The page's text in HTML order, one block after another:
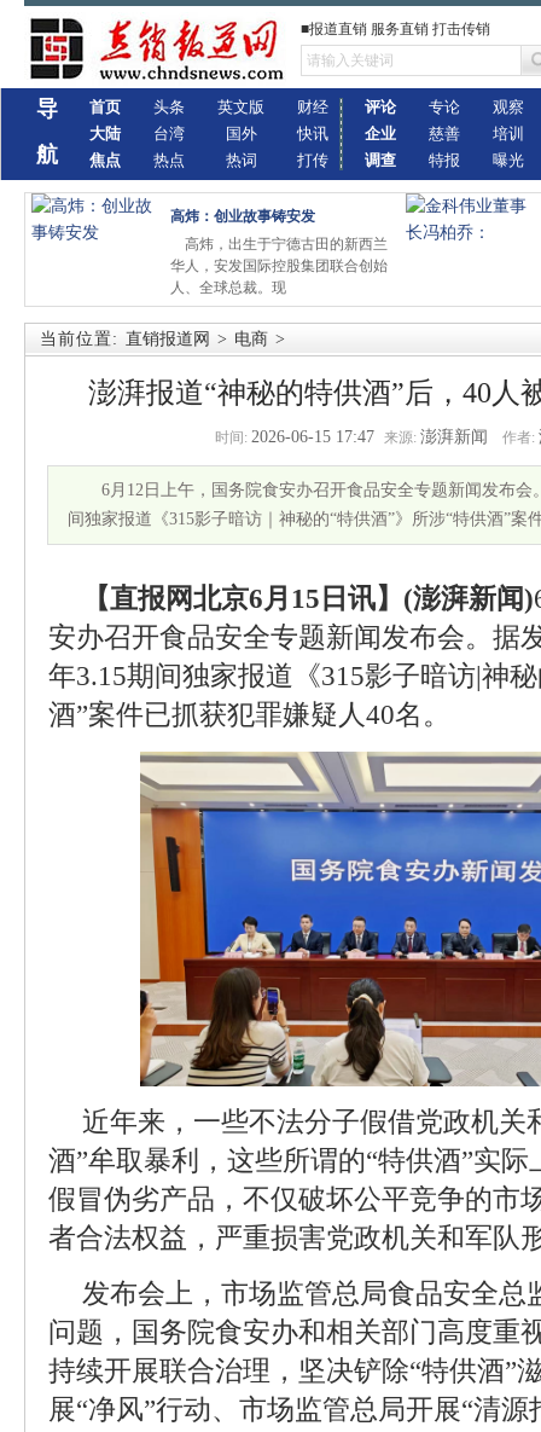
■报道直销 服务直销 打击传销
导
航
首页
大陆
焦点
头条
台湾
热点
英文版
国外
热词
财经
快讯
打传
评论
企业
调查
专论
慈善
特报
观察
培训
曝光
高炜：创业故事铸安发
高炜，出生于宁德古田的新西兰
华人，安发国际控股集团联合创始
人、全球总裁。现
当前位置: 直销报道网 > 电商 >
澎湃报道“神秘的特供酒”后，40人
时间: 2026-06-15 17:47 来源: 澎湃新闻 作者:
6月12日上午，国务院食安办召开食品安全专题新闻发布
间独家报道《315影子暗访｜神秘的“特供酒”》所涉“特供酒”案
【直报网北京6月15日讯】(澎湃新闻)
安办召开食品安全专题新闻发布会。据
年3.15期间独家报道《315影子暗访|神
酒”案件已抓获犯罪嫌疑人40名。
近年来，一些不法分子假借党政机关
酒”牟取暴利，这些所谓的“特供酒”实
假冒伪劣产品，不仅破坏公平竞争的市
者合法权益，严重损害党政机关和军队
发布会上，市场监管总局食品安全总
问题，国务院食安办和相关部门高度重
持续开展联合治理，坚决铲除“特供酒”
展“净风”行动、市场监管总局开展“清